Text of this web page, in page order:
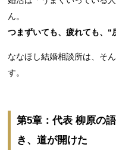
ん。
つまずいても、疲れても、“
ななほし結婚相談所は、そ
す。
第5章：代表 柳原の
き、道が開けた